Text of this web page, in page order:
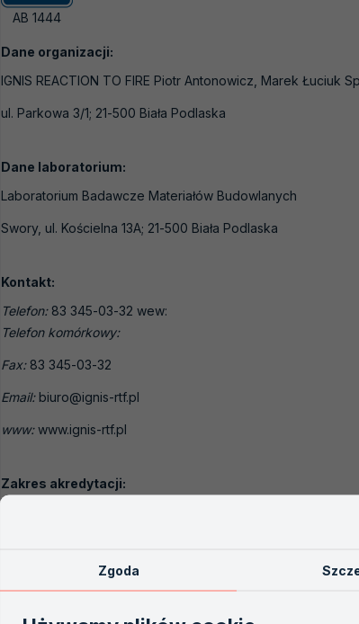
AB 1444
Dane organizacji:
IGNIS REACTION TO FIRE Piotr Antonowicz, Marek Łuciuk
ul. Parkowa 3/1; 21-500 Biała Podlaska
Dane laboratorium:
Laboratorium Badawcze Materiałów Budowlanych
Swory, ul. Kościelna 13A; 21-500 Biała Podlaska
Kontakt:
Telefon:83 345-03-32 wew:
Telefon komórkowy:
Fax:83 345-03-32
Email:biuro@ignis-rtf.pl
www:www.ignis-rtf.pl
Zakres akredytacji:
Zgoda